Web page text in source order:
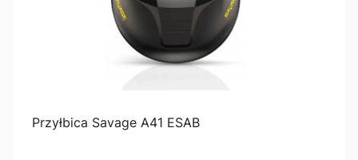
Przyłbica Savage A41 ESAB